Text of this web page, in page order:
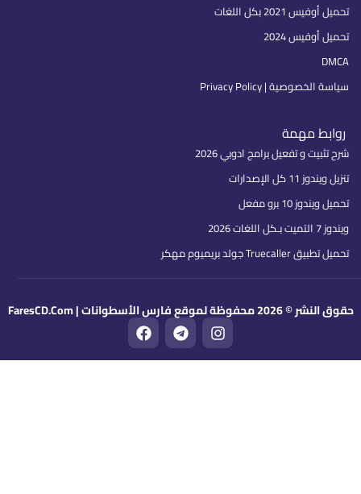
تحميل أوفيس 2021 بكل اللغات
تحميل أوفيس 2024
DMCA
سياسة الخصوصية | Privacy Policy
روابط مهمة
شرح تثبيت و تفعيل برامج ادوبي 2026
تنزيل ويندوز 11 كل الإصدارات
تحميل ويندوز 10 برو مفعل
ويندوز 7 التميت بـكل اللغات 2026
تحميل تطبيق Truecaller جولد بريميوم مهكر
حقوق النشر © 2026 محفوظة لموقع فارس الأسطوانات | FaresCD.Com I
n
s
t
T
e
l
e
F
a
c
e